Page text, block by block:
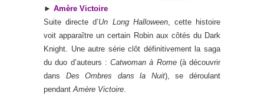
► Amère Victoire
Suite directe d’Un Long Halloween, cette histoire
voit apparaître un certain Robin aux côtés du Dark
Knight. Une autre série clôt définitivement la saga
du duo d’auteurs : Catwoman à Rome(à découvrir
dans Des Ombres dans la Nuit), se déroulant
pendant Amère Victoire